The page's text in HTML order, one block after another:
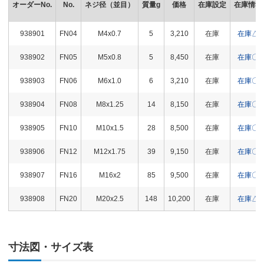
オーダーNo. No. ネジ径（並目） 質量g 価格 在庫設定 在庫情報
938901 FN04 M4x0.7 5 3,210 在庫 在庫△
938902 FN05 M5x0.8 5 8,450 在庫 在庫〇
938903 FN06 M6x1.0 6 3,210 在庫 在庫〇
938904 FN08 M8x1.25 14 8,150 在庫 在庫〇
938905 FN10 M10x1.5 28 8,500 在庫 在庫〇
938906 FN12 M12x1.75 39 9,150 在庫 在庫〇
938907 FN16 M16x2 85 9,500 在庫 在庫〇
938908 FN20 M20x2.5 148 10,200 在庫 在庫△
寸法図・サイズ表